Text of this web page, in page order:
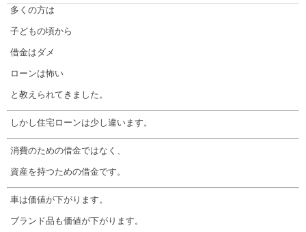
多くの方は
子どもの頃から
借金はダメ
ローンは怖い
と教えられてきました。
しかし住宅ローンは少し違います。
消費のための借金ではなく、
資産を持つための借金です。
車は価値が下がります。
ブランド品も価値が下がります。